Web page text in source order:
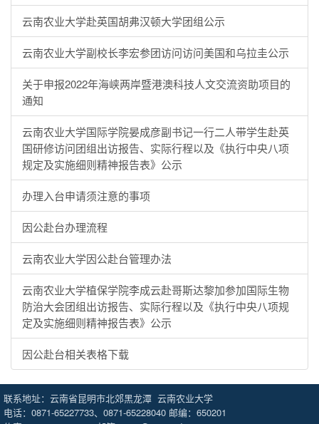
云南农业大学赴英国胡弗汉顿大学团组公示
云南农业大学副校长李宏参团访问访问美国和乌拉圭公示
关于申报2022年海峡两岸暨港澳科技人文交流资助项目的
通知
云南农业大学国际学院晏成彦副书记一行二人带学生赴英
国研修访问团组出访报告、实际行程以及《执行中央八项
规定及实施细则精神报告表》公示
办理入台申请须注意的事项
因公赴台办理流程
云南农业大学因公赴台管理办法
云南农业大学植保学院李成云赴哥斯达黎加参加国际生物
防治大会团组出访报告、实际行程以及《执行中央八项规
定及实施细则精神报告表》公示
因公赴台相关表格下载
联系地址：云南省昆明市北郊黑龙潭 云南农业大学
电话：0871-65227733、0871-65228040 邮编：650201